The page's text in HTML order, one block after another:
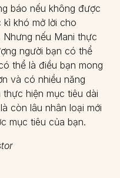
báo nếu không được
khó mở lời cho
nếu Mani thực
người bạn có thể
thể là điều bạn mong
và có nhiều năng
hiện mục tiêu dài
còn lâu nhân loại mới
mục tiêu của bạn.